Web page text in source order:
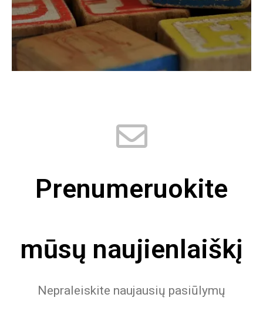
Prenumeruokite
mūsų naujienlaiškį
Nepraleiskite naujausių pasiūlymų